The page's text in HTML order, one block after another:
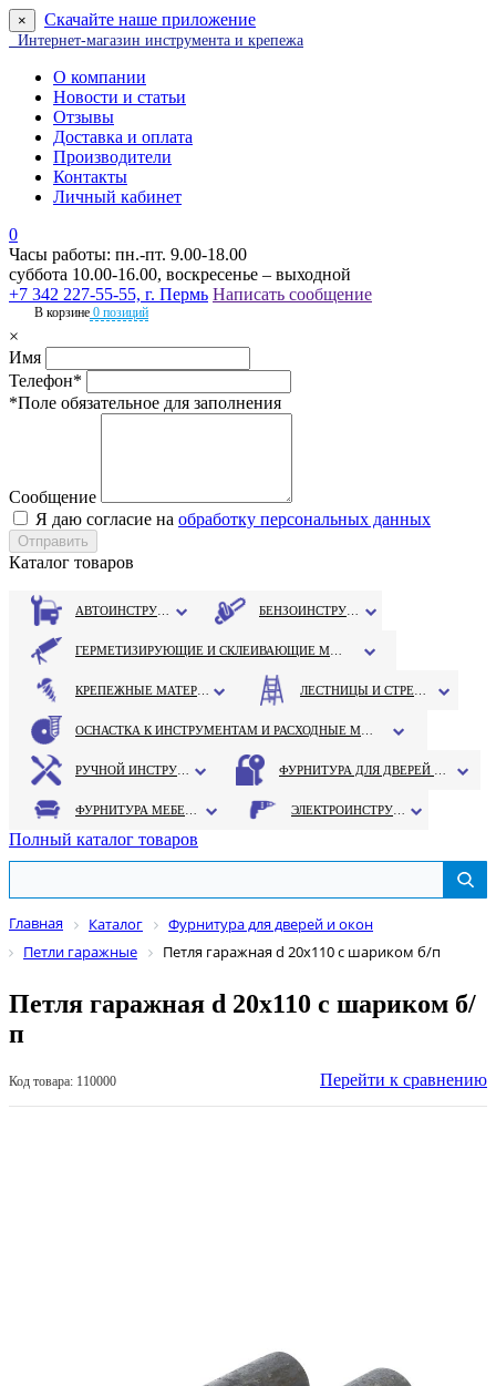
× Скачайте наше приложение
Интернет-магазин инструмента и крепежа
О компании
Новости и статьи
Отзывы
Доставка и оплата
Производители
Контакты
Личный кабинет
0
Часы работы: пн.-пт. 9.00-18.00
суббота 10.00-16.00, воскресенье – выходной
+7 342 227-55-55, г. Пермь Написать сообщение
В корзине 0 позиций
×
Имя
Телефон*
*Поле обязательное для заполнения
Сообщение
Я даю согласие на обработку персональных данных
Каталог товаров
Полный каталог товаров
Главная Каталог
Фурнитура для дверей и окон
Петли гаражные
Петля гаражная d 20х110 с шариком б/п
Петля гаражная d 20х110 с шариком б/
п
Код товара: 110000 Перейти к сравнению